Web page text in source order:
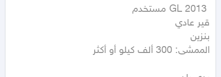
الممشى: 300 ألف كيلو أو أكثر